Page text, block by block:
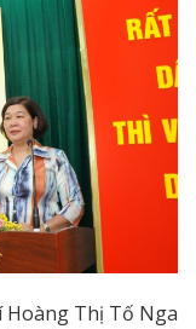
Thị Tố Nga